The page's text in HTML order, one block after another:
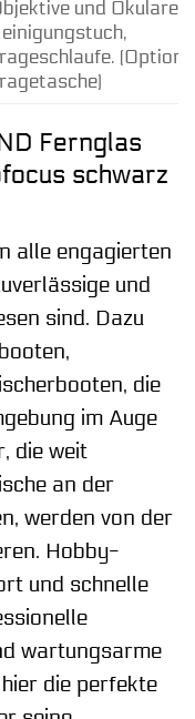
und Okulare,
Fernglas
schwarz
alle engagierten
und
sind. Dazu
die
im Auge
die weit
an der
werden von der
Hobby-
und schnelle
wartungsarme
die perfekte